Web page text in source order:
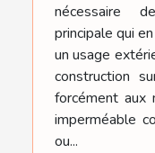
nécessaire
principale qui
un usage
construction
forcément aux
imperméable
ou...